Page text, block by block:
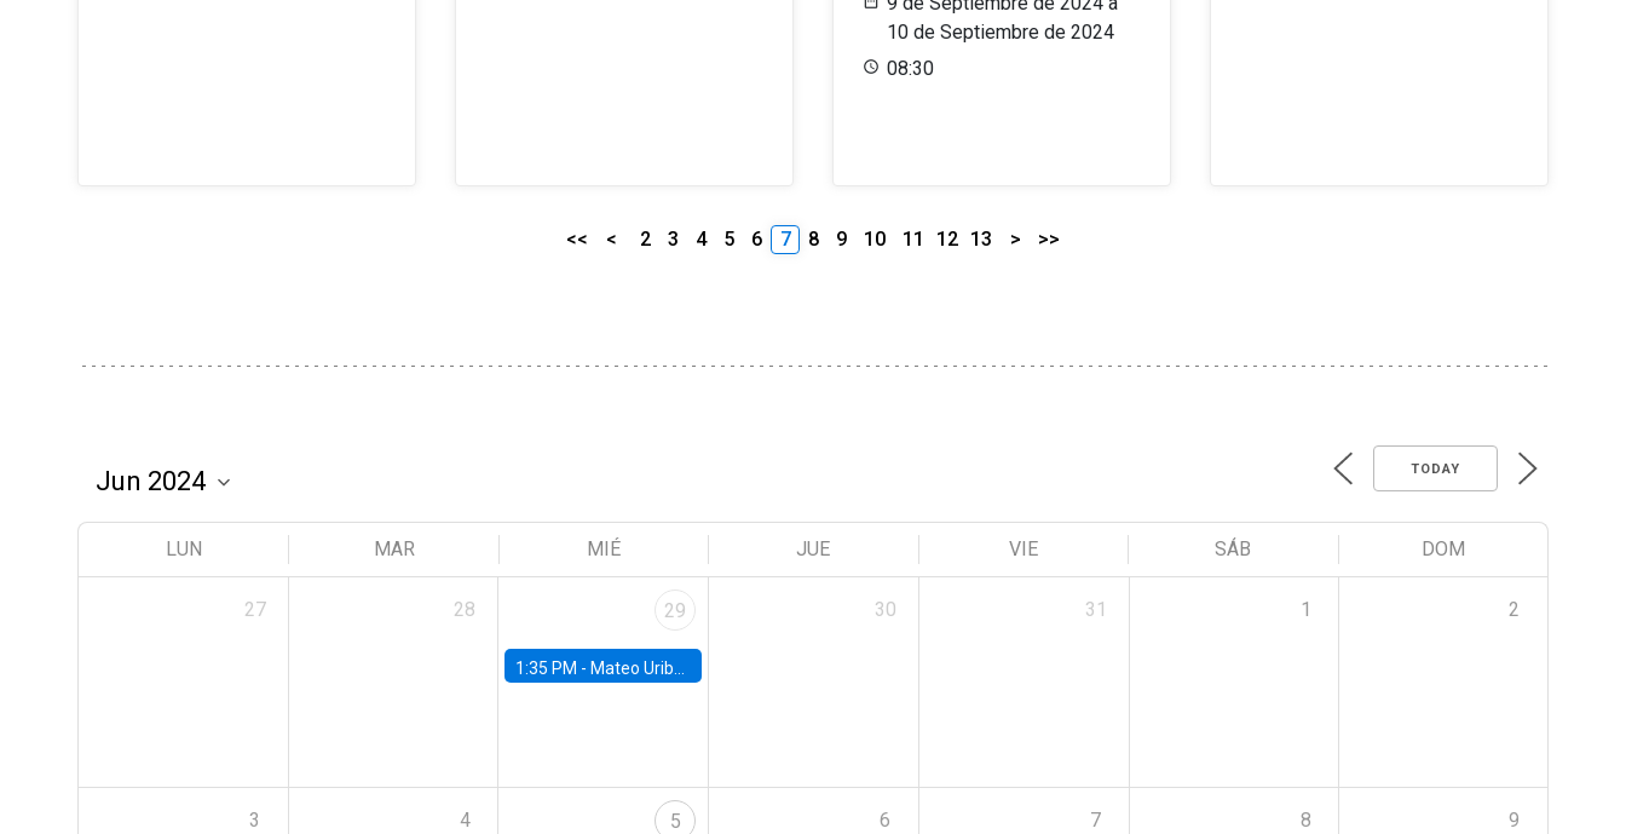
10 de Septiembre de 2024
08:30
<< < 2 3 4 5 6 7 8 9 10 11 12 13 > >>
TODAY
LUN MAR MIÉ JUE VIE SÁB DOM
27 28 29
1:35 PM - Mateo Uribe-Castro, Universidad de los Andes (Colombia)
30 31 1 2
3 4 5 6 7 8 9